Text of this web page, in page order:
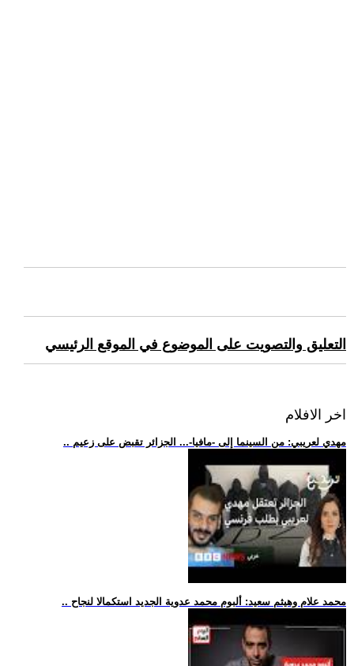
التعليق والتصويت على الموضوع في الموقع الرئيسي
اخر الافلام
.. مهدي لعريبي: من السينما إلى -مافيا-... الجزائر تقبض على زعيم
.. محمد علام وهيثم سعيد: ألبوم محمد عدوية الجديد استكمالا لنجاح